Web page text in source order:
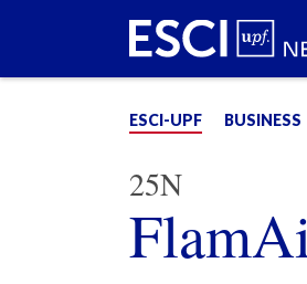
ESCI-UPF BUSINESS
25N